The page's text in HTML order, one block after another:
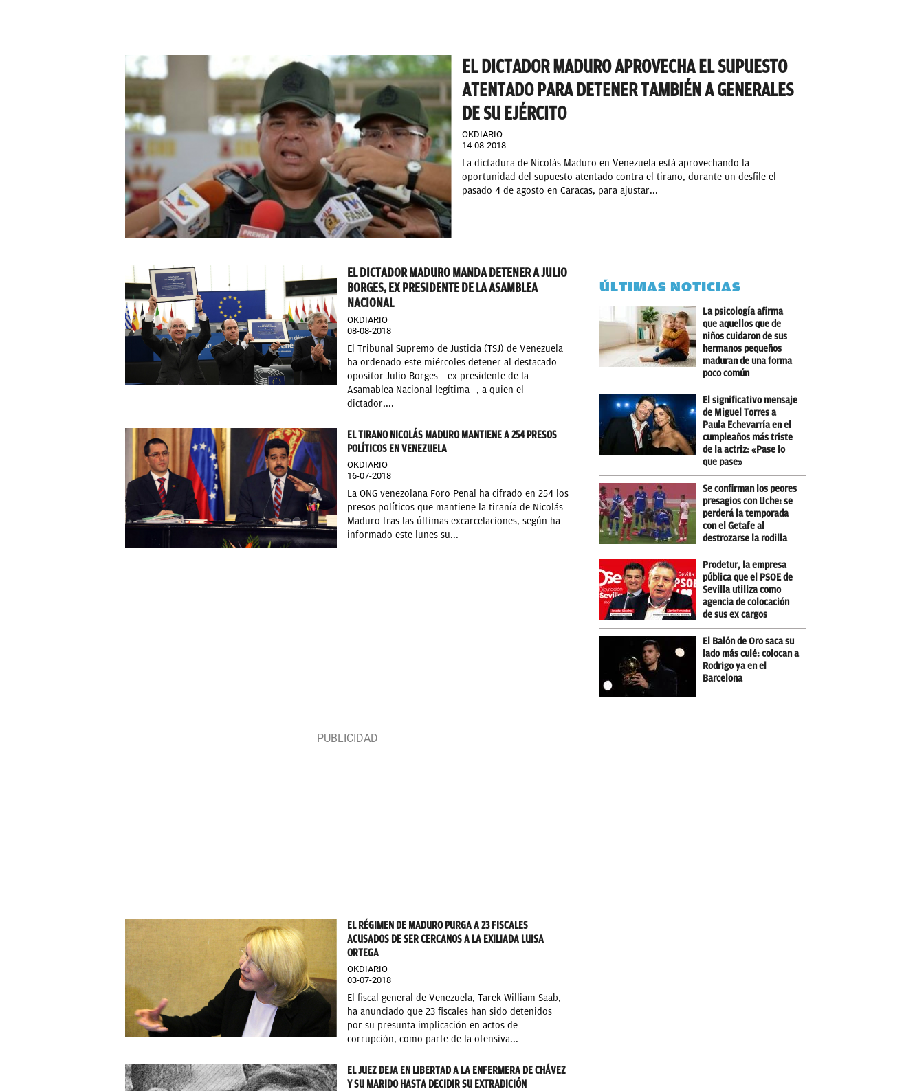
EL DICTADOR MADURO APROVECHA EL SUPUESTO
ATENTADO PARA DETENER TAMBIÉN A GENERALES
DE SU EJÉRCITO
OKDIARIO
14-08-2018
La dictadura de Nicolás Maduro en Venezuela está aprovechando la
oportunidad del supuesto atentado contra el tirano, durante un desfile el
pasado 4 de agosto en Caracas, para ajustar...
EL DICTADOR MADURO MANDA DETENER A JULIO
BORGES, EX PRESIDENTE DE LA ASAMBLEA
NACIONAL
OKDIARIO
08-08-2018
El Tribunal Supremo de Justicia (TSJ) de Venezuela
ha ordenado este miércoles detener al destacado
opositor Julio Borges —ex presidente de la
Asamablea Nacional legítima—, a quien el
dictador,...
EL TIRANO NICOLÁS MADURO MANTIENE A 254 PRESOS
POLÍTICOS EN VENEZUELA
OKDIARIO
16-07-2018
La ONG venezolana Foro Penal ha cifrado en 254 los
presos políticos que mantiene la tiranía de Nicolás
Maduro tras las últimas excarcelaciones, según ha
informado este lunes su...
EL RÉGIMEN DE MADURO PURGA A 23 FISCALES
ACUSADOS DE SER CERCANOS A LA EXILIADA LUISA
ORTEGA
OKDIARIO
03-07-2018
El fiscal general de Venezuela, Tarek William Saab,
ha anunciado que 23 fiscales han sido detenidos
por su presunta implicación en actos de
corrupción, como parte de la ofensiva...
EL JUEZ DEJA EN LIBERTAD A LA ENFERMERA DE CHÁVEZ
Y SU MARIDO HASTA DECIDIR SU EXTRADICIÓN
ÚLTIMAS NOTICIAS
La psicología afirma
que aquellos que de
niños cuidaron de sus
hermanos pequeños
maduran de una forma
poco común
El significativo mensaje
de Miguel Torres a
Paula Echevarría en el
cumpleaños más triste
de la actriz: «Pase lo
que pase»
Se confirman los peores
presagios con Uche: se
perderá la temporada
con el Getafe al
destrozarse la rodilla
Prodetur, la empresa
pública que el PSOE de
Sevilla utiliza como
agencia de colocación
de sus ex cargos
El Balón de Oro saca su
lado más culé: colocan a
Rodrigo ya en el
Barcelona